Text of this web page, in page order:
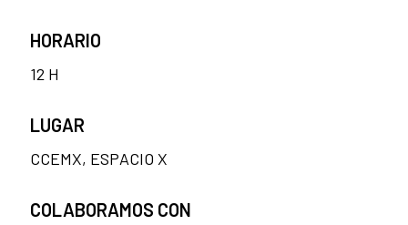
HORARIO
12 H
LUGAR
CCEMX, ESPACIO X
COLABORAMOS CON